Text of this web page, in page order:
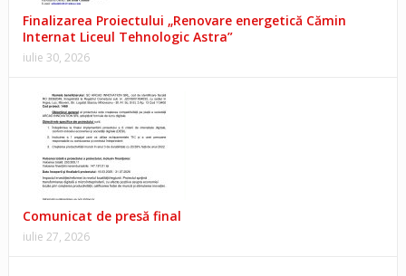
Finalizarea Proiectului „Renovare energetică Cămin
Internat Liceul Tehnologic Astra”
iulie 30, 2026
Comunicat de presă final
iulie 27, 2026